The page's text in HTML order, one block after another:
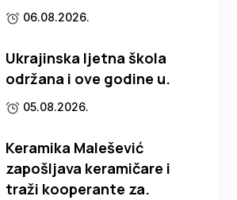
06.08.2026.
Ukrajinska ljetna škola
održana i ove godine u.
05.08.2026.
Keramika Malešević
zapošljava keramičare i
traži kooperante za.